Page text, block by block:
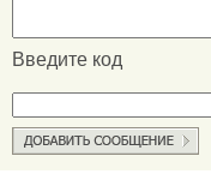
Введите код